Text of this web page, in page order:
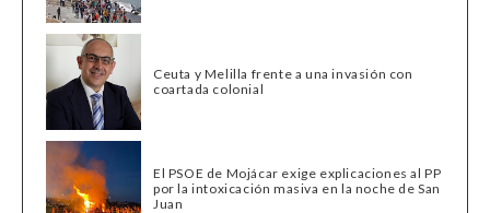
Ceuta y Melilla frente a una invasión con
coartada colonial
El PSOE de Mojácar exige explicaciones al PP
por la intoxicación masiva en la noche de San
Juan